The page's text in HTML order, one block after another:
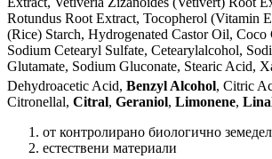
Rotundus Root Extract, Tocopherol (Vitamin
(Rice) Starch, Hydrogenated Castor Oil, Coco
Sodium Cetearyl Sulfate, Cetearylalcohol,
Glutamate, Sodium Gluconate, Stearic Acid,
Dehydroacetic Acid, Benzyl Alcohol, Citric
Citronellal, Citral, Geraniol, Limonene,
от контролирано биологично
естествени материали